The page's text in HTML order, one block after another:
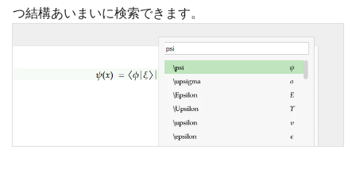
つ結構あいまいに検索できます。